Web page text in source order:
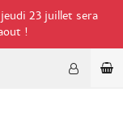
23 juillet sera
!